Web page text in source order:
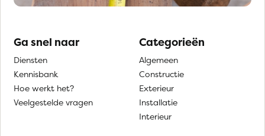
Ga snel naar
Diensten
Kennisbank
Hoe werkt het?
Veelgestelde vragen
Categorieën
Algemeen
Constructie
Exterieur
Installatie
Interieur